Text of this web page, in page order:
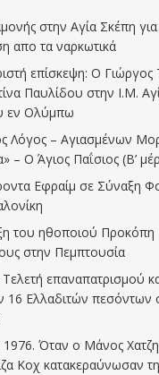
στην Αγία Σκέπη για
απο τα ναρκωτικά
επίσκεψη: Ο Γιώργος
Παυλίδου στην Ι.Μ.
εν Ολύμπω
Λόγος – Αγιασμένων
– Ο Άγιος Παΐσιος (Β’
Εφραίμ σε Σύναξη
του ηθοποιού Προκόπη
στην Πεμπτουσία
επαναπατρισμού
16 Ελλαδιτών πεσόντων
1976. Όταν ο Μάνος
Κοχ κατακεραύνωσαν